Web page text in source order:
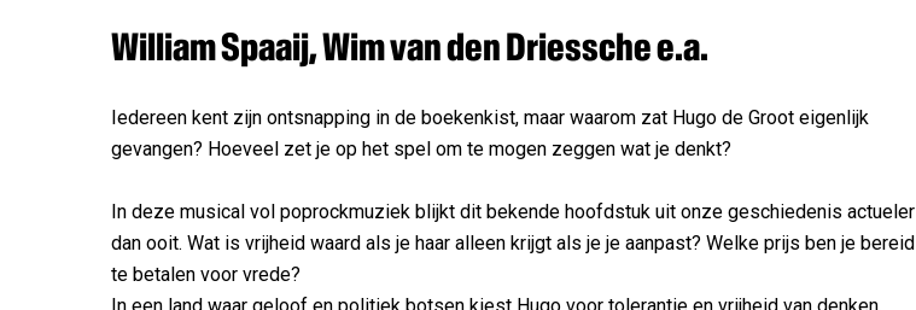
William Spaaij, Wim van den Driessche e.a.
Iedereen kent zijn ontsnapping in de boekenkist, maar waarom zat Hugo de Groot eigenlijk
gevangen? Hoeveel zet je op het spel om te mogen zeggen wat je denkt?
In deze musical vol poprockmuziek blijkt dit bekende hoofdstuk uit onze geschiedenis actueler
dan ooit. Wat is vrijheid waard als je haar alleen krijgt als je je aanpast? Welke prijs ben je bereid
te betalen voor vrede?